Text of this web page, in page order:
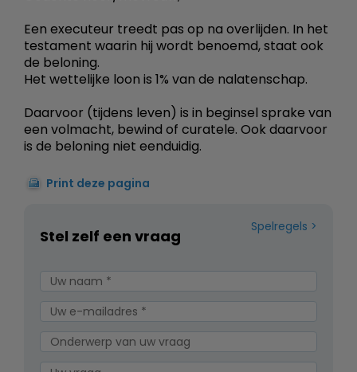
Een executeur treedt pas op na overlijden. In het
testament waarin hij wordt benoemd, staat ook
de beloning.
Het wettelijke loon is 1% van de nalatenschap.
Daarvoor (tijdens leven) is in beginsel sprake van
een volmacht, bewind of curatele. Ook daarvoor
is de beloning niet eenduidig.
Print deze pagina
Spelregels
Stel zelf een vraag